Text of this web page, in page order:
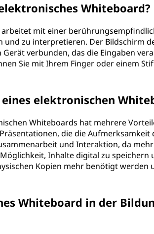
Whiteboard?
mit einer
und zu interpretieren. Der Bildschirm
verbunden, das die Eingaben
Sie mit Ihrem Finger oder einem
elektronischen
Whiteboards hat mehrere
die die Aufmerksamkeit
und Interaktion, da
Inhalte digital zu speichern
Kopien mehr benötigt werden
Whiteboard in der